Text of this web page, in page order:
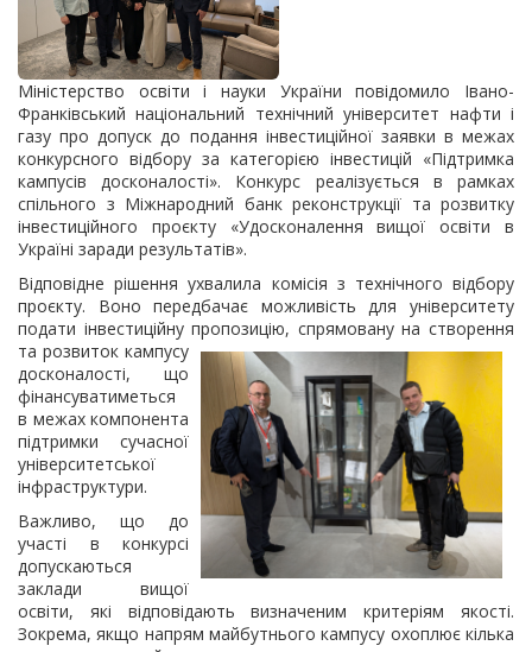
Міністерство освіти і науки України повідомило Івано-
Франківський національний технічний університет нафти і
газу про допуск до подання інвестиційної заявки в межах
конкурсного відбору за категорією інвестицій «Підтримка
кампусів досконалості». Конкурс реалізується в рамках
спільного з Міжнародний банк реконструкції та розвитку
інвестиційного проєкту «Удосконалення вищої освіти в
Україні заради результатів».
Відповідне рішення ухвалила комісія з технічного відбору
проєкту. Воно передбачає можливість для університету
подати інвестиційну пропозицію, спрямовану на створення
та розвиток кампусу
досконалості, що
фінансуватиметься
в межах компонента
підтримки сучасної
університетської
інфраструктури.
Важливо, що до
участі в конкурсі
допускаються
заклади вищої
освіти, які відповідають визначеним критеріям якості.
Зокрема, якщо напрям майбутнього кампусу охоплює кілька